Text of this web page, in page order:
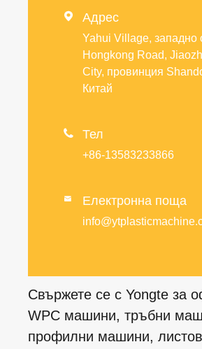
 Адрес
Yahui Village, западно
Hongkong Road,
City, провинция
Китай
 Тел
+86-13583233866
 Електронна поща
Свържете се с Yongte за
WPC машини, тръбни
профилни машини,